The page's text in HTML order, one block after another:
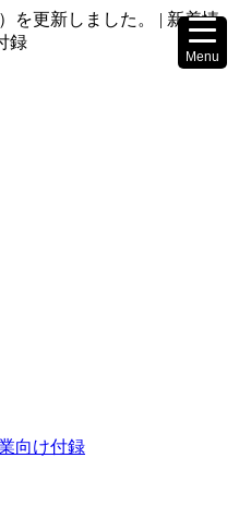
を更新しました。 | 新着情
録
向け付録
Menu